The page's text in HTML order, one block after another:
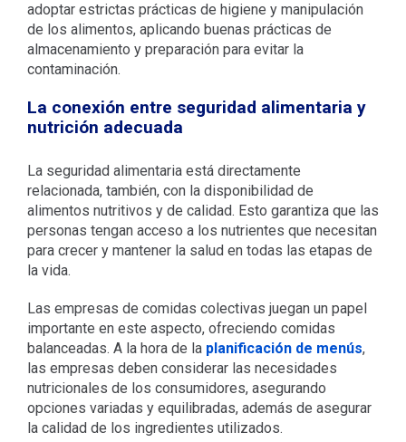
adoptar estrictas prácticas de higiene y manipulación
de los alimentos, aplicando buenas prácticas de
almacenamiento y preparación para evitar la
contaminación.
La conexión entre seguridad alimentaria y
nutrición adecuada
La seguridad alimentaria está directamente
relacionada, también, con la disponibilidad de
alimentos nutritivos y de calidad. Esto garantiza que las
personas tengan acceso a los nutrientes que necesitan
para crecer y mantener la salud en todas las etapas de
la vida.
Las empresas de comidas colectivas juegan un papel
importante en este aspecto, ofreciendo comidas
balanceadas. A la hora de la planificación de menús,
las empresas deben considerar las necesidades
nutricionales de los consumidores, asegurando
opciones variadas y equilibradas, además de asegurar
la calidad de los ingredientes utilizados.